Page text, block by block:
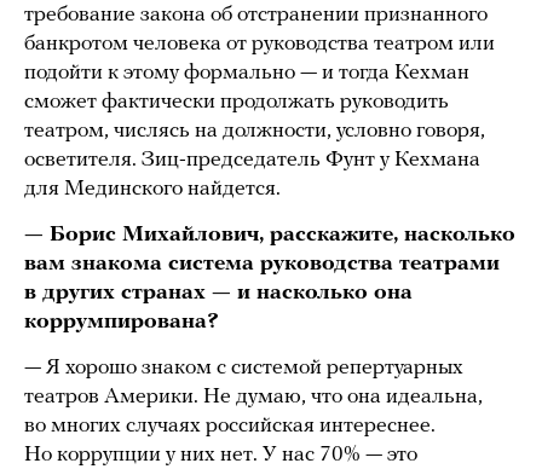
требование закона об отстранении признанного
банкротом человека от руководства театром или
подойти к этому формально — и тогда Кехман
сможет фактически продолжать руководить
театром, числясь на должности, условно говоря,
осветителя. Зиц-председатель Фунт у Кехмана
для Мединского найдется.
— Борис Михайлович, расскажите, насколько
вам знакома система руководства театрами
в других странах — и насколько она
коррумпирована?
— Я хорошо знаком с системой репертуарных
театров Америки. Не думаю, что она идеальна,
во многих случаях российская интереснее.
Но коррупции у них нет. У нас 70% — это